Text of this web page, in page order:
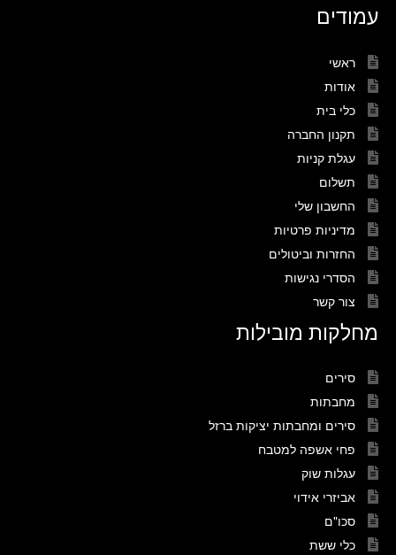
עמודים
ראשי
אודות
כלי בית
תקנון החברה
עגלת קניות
תשלום
החשבון שלי
מדיניות פרטיות
החזרות וביטולים
הסדרי נגישות
צור קשר
מחלקות מובילות
סירים
מחבתות
סירים ומחבתות יציקות ברזל
פחי אשפה למטבח
עגלות שוק
אביזרי אידוי
סכו"ם
כלי ששת